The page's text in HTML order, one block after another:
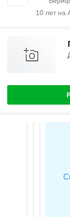
10 лет на